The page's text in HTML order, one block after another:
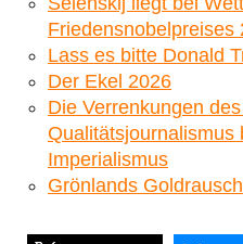
Friedensnobelpreises
Lass es bitte Donald
Der Ekel 2026
Die Verrenkungen
Qualitätsjournalismus
Imperialismus
Grönlands Goldrausch